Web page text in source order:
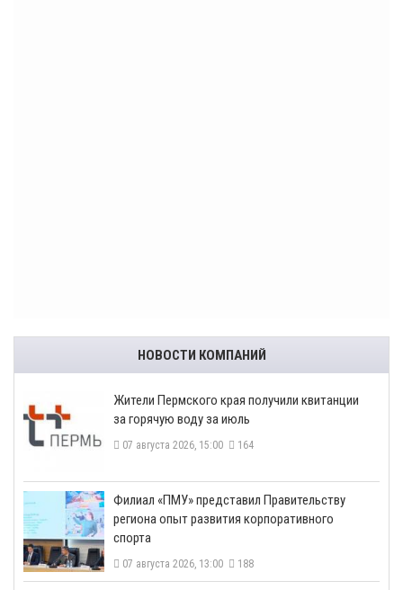
НОВОСТИ КОМПАНИЙ
​Жители Пермского края получили квитанции
за горячую воду за июль
07 августа 2026, 15:00 164
​Филиал «ПМУ» представил Правительству
региона опыт развития корпоративного
спорта
07 августа 2026, 13:00 188